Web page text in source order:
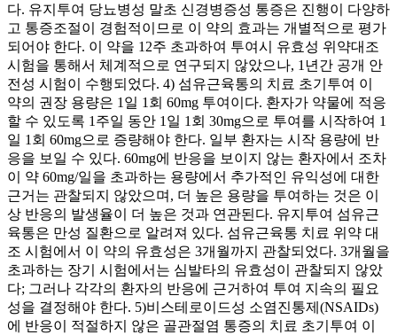
다. 유지투여 당뇨병성 말초 신경병증성 통증은 진행이 다양하
고 통증조절이 경험적이므로 이 약의 효과는 개별적으로 평가
되어야 한다. 이 약을 12주 초과하여 투여시 유효성 위약대조
시험을 통해서 체계적으로 연구되지 않았으나, 1년간 공개 안
전성 시험이 수행되었다. 4) 섬유근육통의 치료 초기투여 이
약의 권장 용량은 1일 1회 60mg 투여이다. 환자가 약물에 적응
할 수 있도록 1주일 동안 1일 1회 30mg으로 투여를 시작하여 1
일 1회 60mg으로 증량해야 한다. 일부 환자는 시작 용량에 반
응을 보일 수 있다. 60mg에 반응을 보이지 않는 환자에서 조차
이 약 60mg/일을 초과하는 용량에서 추가적인 유익성에 대한
근거는 관찰되지 않았으며, 더 높은 용량을 투여하는 것은 이
상 반응의 발생율이 더 높은 것과 연관된다. 유지투여 섬유근
육통은 만성 질환으로 알려져 있다. 섬유근육통 치료 위약 대
조 시험에서 이 약의 유효성은 3개월까지 관찰되었다. 3개월을
초과하는 장기 시험에서는 심발타의 유효성이 관찰되지 않았
다; 그러나 각각의 환자의 반응에 근거하여 투여 지속의 필요
성을 결정해야 한다. 5)비스테로이드성 소염진통제(NSAIDs)
에 반응이 적절하지 않은 골관절염 통증의 치료 초기투여 이